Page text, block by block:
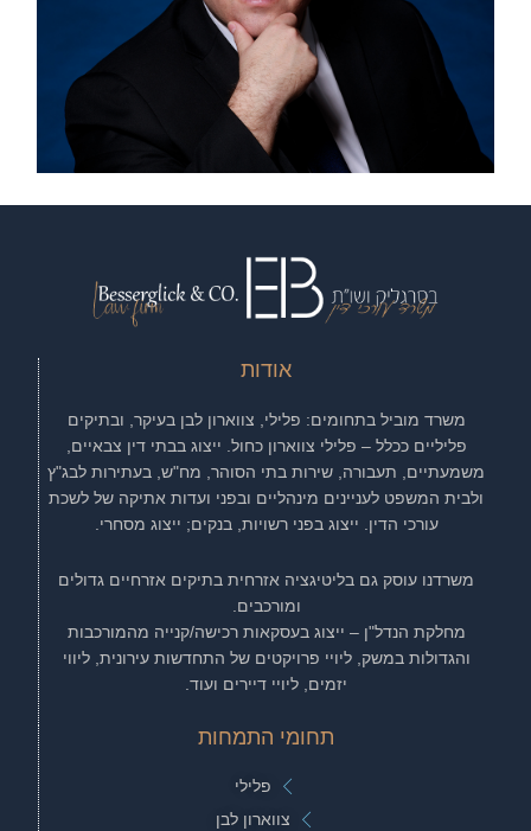
אודות
משרד מוביל בתחומים: פלילי, צווארון לבן בעיקר, ובתיקים
פליליים ככלל – פלילי צווארון כחול. ייצוג בבתי דין צבאיים,
משמעתיים, תעבורה, שירות בתי הסוהר, מח"ש, בעתירות לבג"ץ
ולבית המשפט לעניינים מינהליים ובפני ועדות אתיקה של לשכת
עורכי הדין. ייצוג בפני רשויות, בנקים; ייצוג מסחרי.
משרדנו עוסק גם בליטיגציה אזרחית בתיקים אזרחיים גדולים
ומורכבים.
מחלקת הנדל"ן – ייצוג בעסקאות רכישה/קנייה מהמורכבות
והגדולות במשק, ליויי פרויקטים של התחדשות עירונית, ליווי
יזמים, ליויי דיירים ועוד.
תחומי התמחות
פלילי
צווארון לבן